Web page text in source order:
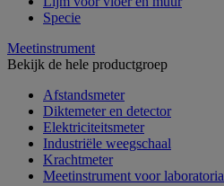
Specie
Meetinstrument
Bekijk de hele productgroep
Afstandsmeter
Diktemeter en detector
Elektriciteitsmeter
Industriële weegschaal
Krachtmeter
Meetinstrument voor laboratoria